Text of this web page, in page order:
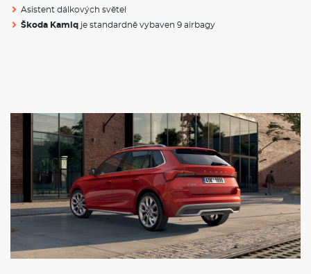
Asistent dálkových světel
Škoda Kamiq je standardně vybaven 9 airbagy